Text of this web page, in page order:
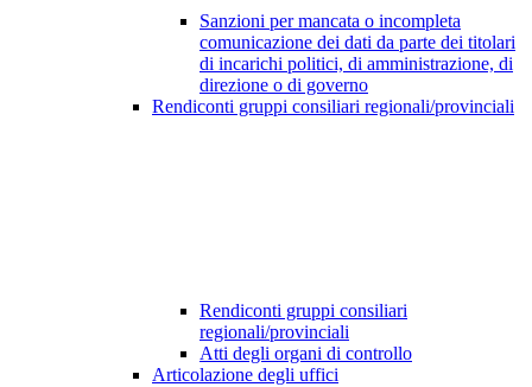
Sanzioni per mancata o incompleta
comunicazione dei dati da parte dei titolari
di incarichi politici, di amministrazione, di
direzione o di governo
Rendiconti gruppi consiliari regionali/provinciali
Rendiconti gruppi consiliari
regionali/provinciali
Atti degli organi di controllo
Articolazione degli uffici